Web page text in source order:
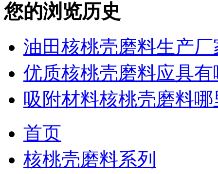
您的浏览历史
油田核桃壳磨料生产厂
优质核桃壳磨料应具
吸附材料核桃壳磨料
首页
核桃壳磨料系列